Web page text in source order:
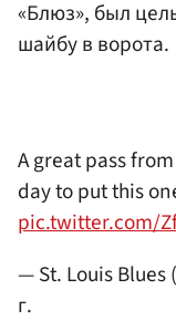
«Блюз», был
шайбу в ворота.
A great pass
day to put this
pic.twitter.com/
— St. Louis Blues
г.